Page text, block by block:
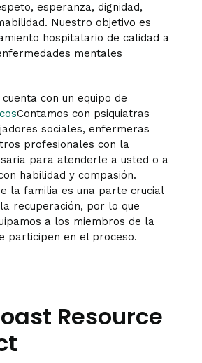
esperanza, dignidad,
Nuestro objetivo es
hospitalario de calidad a
mentales
con un equipo de
Contamos con psiquiatras
sociales, enfermeras
profesionales con la
para atenderle a usted o a
habilidad y compasión.
la familia es una parte crucial
recuperación, por lo que
a los miembros de la
participen en el proceso.
Resource